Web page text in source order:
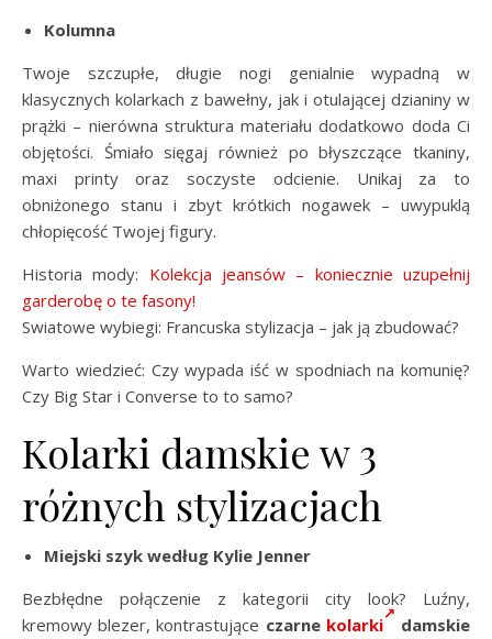
Kolumna
Twoje szczupłe, długie nogi genialnie wypadną w
klasycznych kolarkach z bawełny, jak i otulającej dzianiny w
prążki – nierówna struktura materiału dodatkowo doda Ci
objętości. Śmiało sięgaj również po błyszczące tkaniny,
maxi printy oraz soczyste odcienie. Unikaj za to
obniżonego stanu i zbyt krótkich nogawek – uwypuklą
chłopięcość Twojej figury.
Historia mody: Kolekcja jeansów – koniecznie uzupełnij
garderobę o te fasony!
Swiatowe wybiegi: Francuska stylizacja – jak ją zbudować?
Warto wiedzieć: Czy wypada iść w spodniach na komunię?
Czy Big Star i Converse to to samo?
Kolarki damskie w 3
różnych stylizacjach
Miejski szyk według Kylie Jenner
Bezbłędne połączenie z kategorii city look? Luźny,
kremowy blezer, kontrastujące czarne kolarki damskie